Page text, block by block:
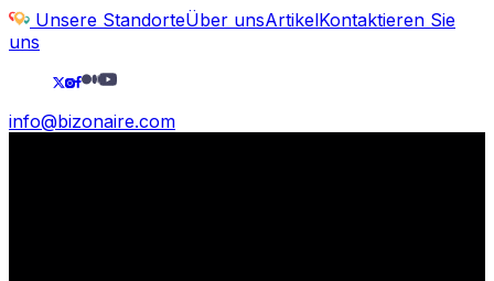
Unsere StandorteÜber unsArtikelKontaktieren Sie
uns
info@bizonaire.com